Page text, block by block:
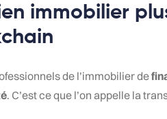
immobilier
de l’immobilier de
. C’est ce que l’on appelle la